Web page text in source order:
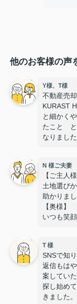
他のお客様の声
Y様、T様
不動産売
KURAST
と細かく
たこと と
なりまし
N 様ご夫妻
【ご主人様
土地選び
助かりま
【奥様】
いつも笑
また、い
続きを進
無事に素
ます！
T 様
SNSで知
返信もは
案していた
探し始め
きました。